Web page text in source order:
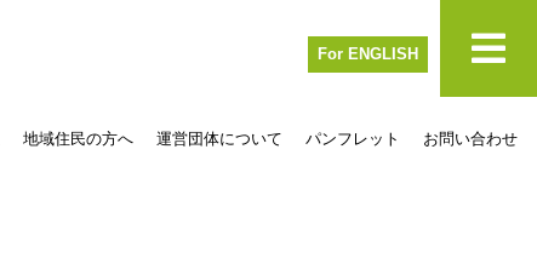
地域住民の方へ 運営団体について パンフレット お問い合わせ
For ENGLISH